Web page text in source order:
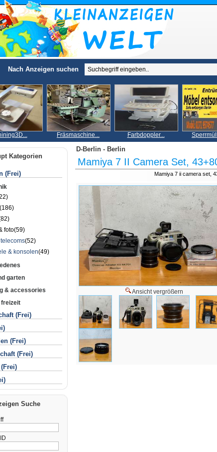
Nach Anzeigen suchen
Fräsmaschine... Farbdoppler...
Kategorien
(Frei)
(186)
foto(59)
(52)
& konsolen(49)
garten
& accessories
freizeit
(Frei)
(Frei)
(Frei)
Suche
D-Berlin - Berlin
Mamiya 7 II Camera Set,
Mamiya 7 ii camera set,
Ansicht vergrößern